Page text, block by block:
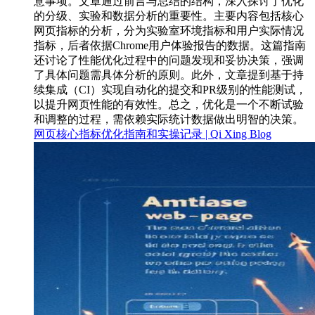
的分级、实验和数据分析的重要性。主要内容包括核心
网页指标的分析，分为实验室环境指标和用户实际情况
指标，后者依据Chrome用户体验报告的数据。这篇指南
还讨论了性能优化过程中的问题发现和妥协决策，强调
了具体问题需具体分析的原则。此外，文章提到基于持
续集成（CI）实现自动化的提交和PR级别的性能测试，
以提升网页性能的有效性。总之，优化是一个不断试验
和调整的过程，需依赖实际统计数据做出明智的决策。
网页核心指标优化指南和实操记录 | Qi Xing Blog